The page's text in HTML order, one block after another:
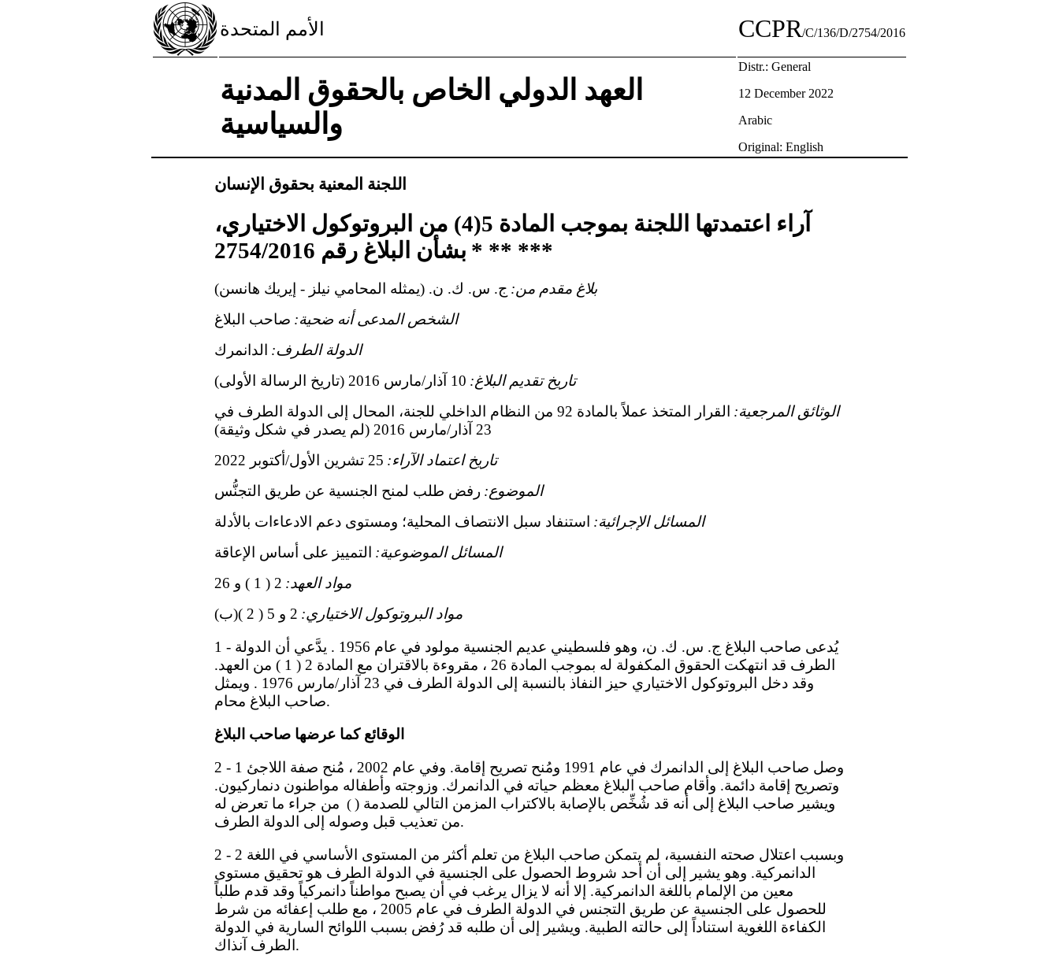
الأمم المتحدة CCPR/C/136/D/2754/2016
العهد الدولي الخاص بالحقوق المدنية
والسياسية
Distr.: General
12 December 2022
Arabic
Original: English
اللجنة المعنية بحقوق الإنسان
آراء اعتمدتها اللجنة بموجب المادة 5(4) من البروتوكول الاختياري،
بشأن البلاغ رقم 2754/2016 * ** ***
بلاغ مقدم من: ج. س. ك. ن. (يمثله المحامي نيلز - إيريك هانسن)
الشخص المدعى أنه ضحية: صاحب البلاغ
الدولة الطرف: الدانمرك
تاريخ تقديم البلاغ: 10 آذار/مارس 2016 (تاريخ الرسالة الأولى)
الوثائق المرجعية:
القرار المتخذ عملاً بالمادة 92 من النظام الداخلي للجنة، المحال إلى الدولة الطرف في
23 آذار/مارس 2016 (لم يصدر في شكل وثيقة)
تاريخ اعتماد الآراء: 25 تشرين الأول/أكتوبر 2022
الموضوع: رفض طلب لمنح الجنسية عن طريق التجنُّس
المسائل الإجرائية: استنفاد سبل الانتصاف المحلية؛ ومستوى دعم الادعاءات بالأدلة
المسائل الموضوعية: التمييز على أساس الإعاقة
مواد العهد: 2 ( 1 ) و 26
مواد البروتوكول الاختياري: 2 و 5 ( 2 )(ب)
1 - يُدعى صاحب البلاغ ج. س. ك. ن، وهو فلسطيني عديم الجنسية مولود في عام 1956 . يدَّعي أن الدولة
الطرف قد انتهكت الحقوق المكفولة له بموجب المادة 26 ، مقروءة بالاقتران مع المادة 2 ( 1 ) من العهد.
وقد دخل البروتوكول الاختياري حيز النفاذ بالنسبة إلى الدولة الطرف في 23 آذار/مارس 1976 . ويمثل
صاحب البلاغ محام.
الوقائع كما عرضها صاحب البلاغ
2 - 1 وصل صاحب البلاغ إلى الدانمرك في عام 1991 ومُنح تصريح إقامة. وفي عام 2002 ، مُنح صفة اللاجئ
وتصريح إقامة دائمة. وأقام صاحب البلاغ معظم حياته في الدانمرك. وزوجته وأطفاله مواطنون دنماركيون.
ويشير صاحب البلاغ إلى أنه قد شُخِّص بالإصابة بالاكتراب المزمن التالي للصدمة ( ) من جراء ما تعرض له
من تعذيب قبل وصوله إلى الدولة الطرف.
2 - 2 وبسبب اعتلال صحته النفسية، لم يتمكن صاحب البلاغ من تعلم أكثر من المستوى الأساسي في اللغة
الدانمركية. وهو يشير إلى أن أحد شروط الحصول على الجنسية في الدولة الطرف هو تحقيق مستوى
معين من الإلمام باللغة الدانمركية. إلا أنه لا يزال يرغب في أن يصبح مواطناً دانمركياً وقد قدم طلباً
للحصول على الجنسية عن طريق التجنس في الدولة الطرف في عام 2005 ، مع طلب إعفائه من شرط
الكفاءة اللغوية استناداً إلى حالته الطبية. ويشير إلى أن طلبه قد رُفض بسبب اللوائح السارية في الدولة
الطرف آنذاك.